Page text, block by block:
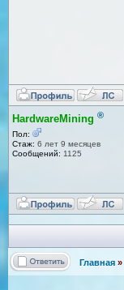
HardwareMining ®
Пол:
Стаж: 6 лет 9 месяцев
Сообщений: 1125
Главная »